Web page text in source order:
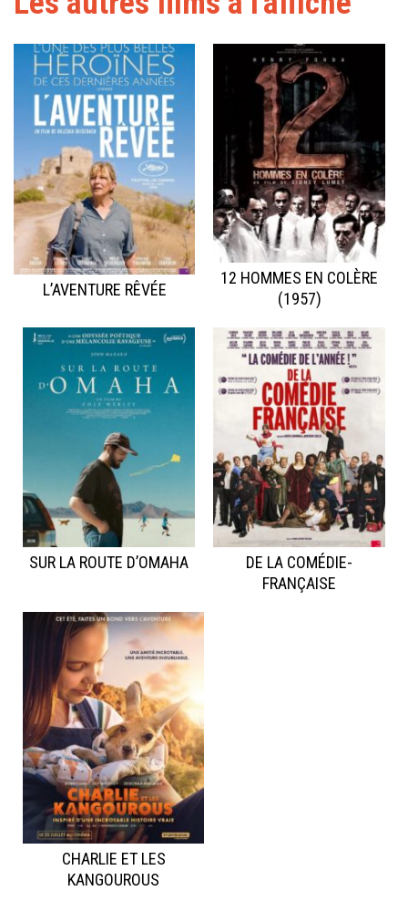
L’AVENTURE RÊVÉE
12 HOMMES EN COLÈRE
(1957)
SUR LA ROUTE D’OMAHA
DE LA COMÉDIE-
FRANÇAISE
CHARLIE ET LES
KANGOUROUS